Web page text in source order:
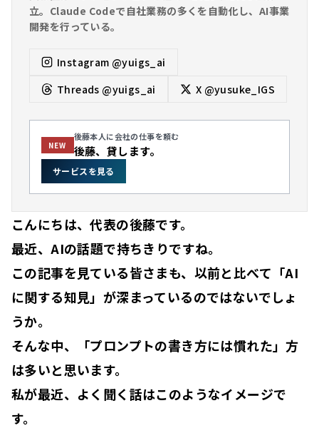
立。Claude Codeで自社業務の多くを自動化し、AI事業
開発を行っている。
Instagram @yuigs_ai
Threads @yuigs_ai X @yusuke_IGS
NEW
後藤本人に会社の仕事を頼む
後藤、貸します。
サービスを見る
こんにちは、代表の後藤です。
最近、AIの話題で持ちきりですね。
この記事を見ている皆さまも、以前と比べて「AI
に関する知見」が深まっているのではないでしょ
うか。
そんな中、「プロンプトの書き方には慣れた」方
は多いと思います。
私が最近、よく聞く話はこのようなイメージで
す。